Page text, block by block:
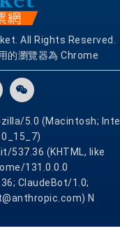
All Rights Reserved.
的瀏覽器為 Chrome
5.0 (Macintosh; Intel
537.36 (KHTML, like
131.0.0.0
ClaudeBot/1.0;
N